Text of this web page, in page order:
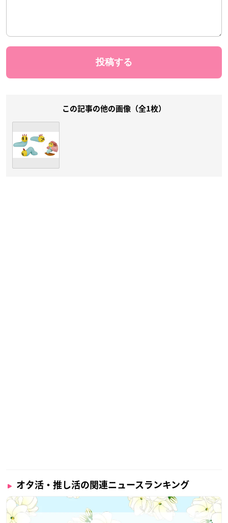
この記事の他の画像（全1枚）
オタ活・推し活の関連ニュースランキング